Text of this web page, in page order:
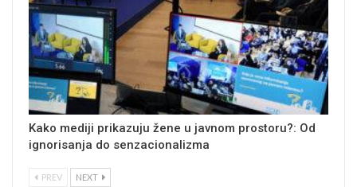
Kako mediji prikazuju žene u javnom prostoru?: Od
ignorisanja do senzacionalizma
PREV NEXT